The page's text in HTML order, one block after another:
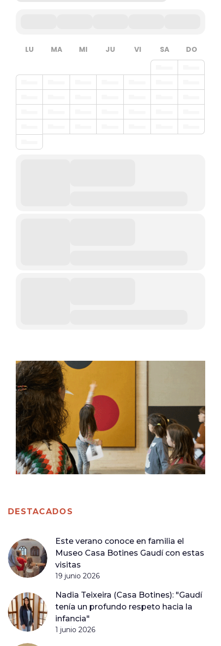
LU MA MI JU VI SA DO
DESTACADOS
Este verano conoce en familia el
Museo Casa Botines Gaudí con estas
visitas
19 junio 2026
Nadia Teixeira (Casa Botines): "Gaudí
tenía un profundo respeto hacia la
infancia"
1 junio 2026